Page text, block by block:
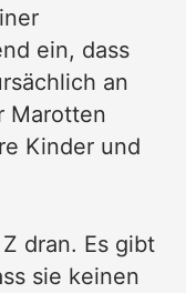
ein, dass
an
Marotten
Kinder und
dran. Es gibt
sie keinen